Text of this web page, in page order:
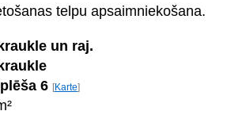
telpu apsaimniekošana.
un raj.
6 [Karte]